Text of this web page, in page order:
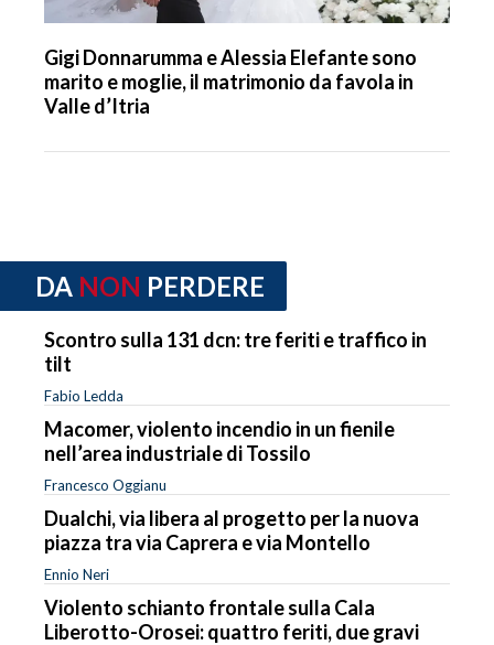
Gigi Donnarumma e Alessia Elefante sono
marito e moglie, il matrimonio da favola in
Valle d’Itria
DA NON PERDERE
Scontro sulla 131 dcn: tre feriti e traffico in
tilt
Fabio Ledda
Macomer, violento incendio in un fienile
nell’area industriale di Tossilo
Francesco Oggianu
Dualchi, via libera al progetto per la nuova
piazza tra via Caprera e via Montello
Ennio Neri
Violento schianto frontale sulla Cala
Liberotto-Orosei: quattro feriti, due gravi